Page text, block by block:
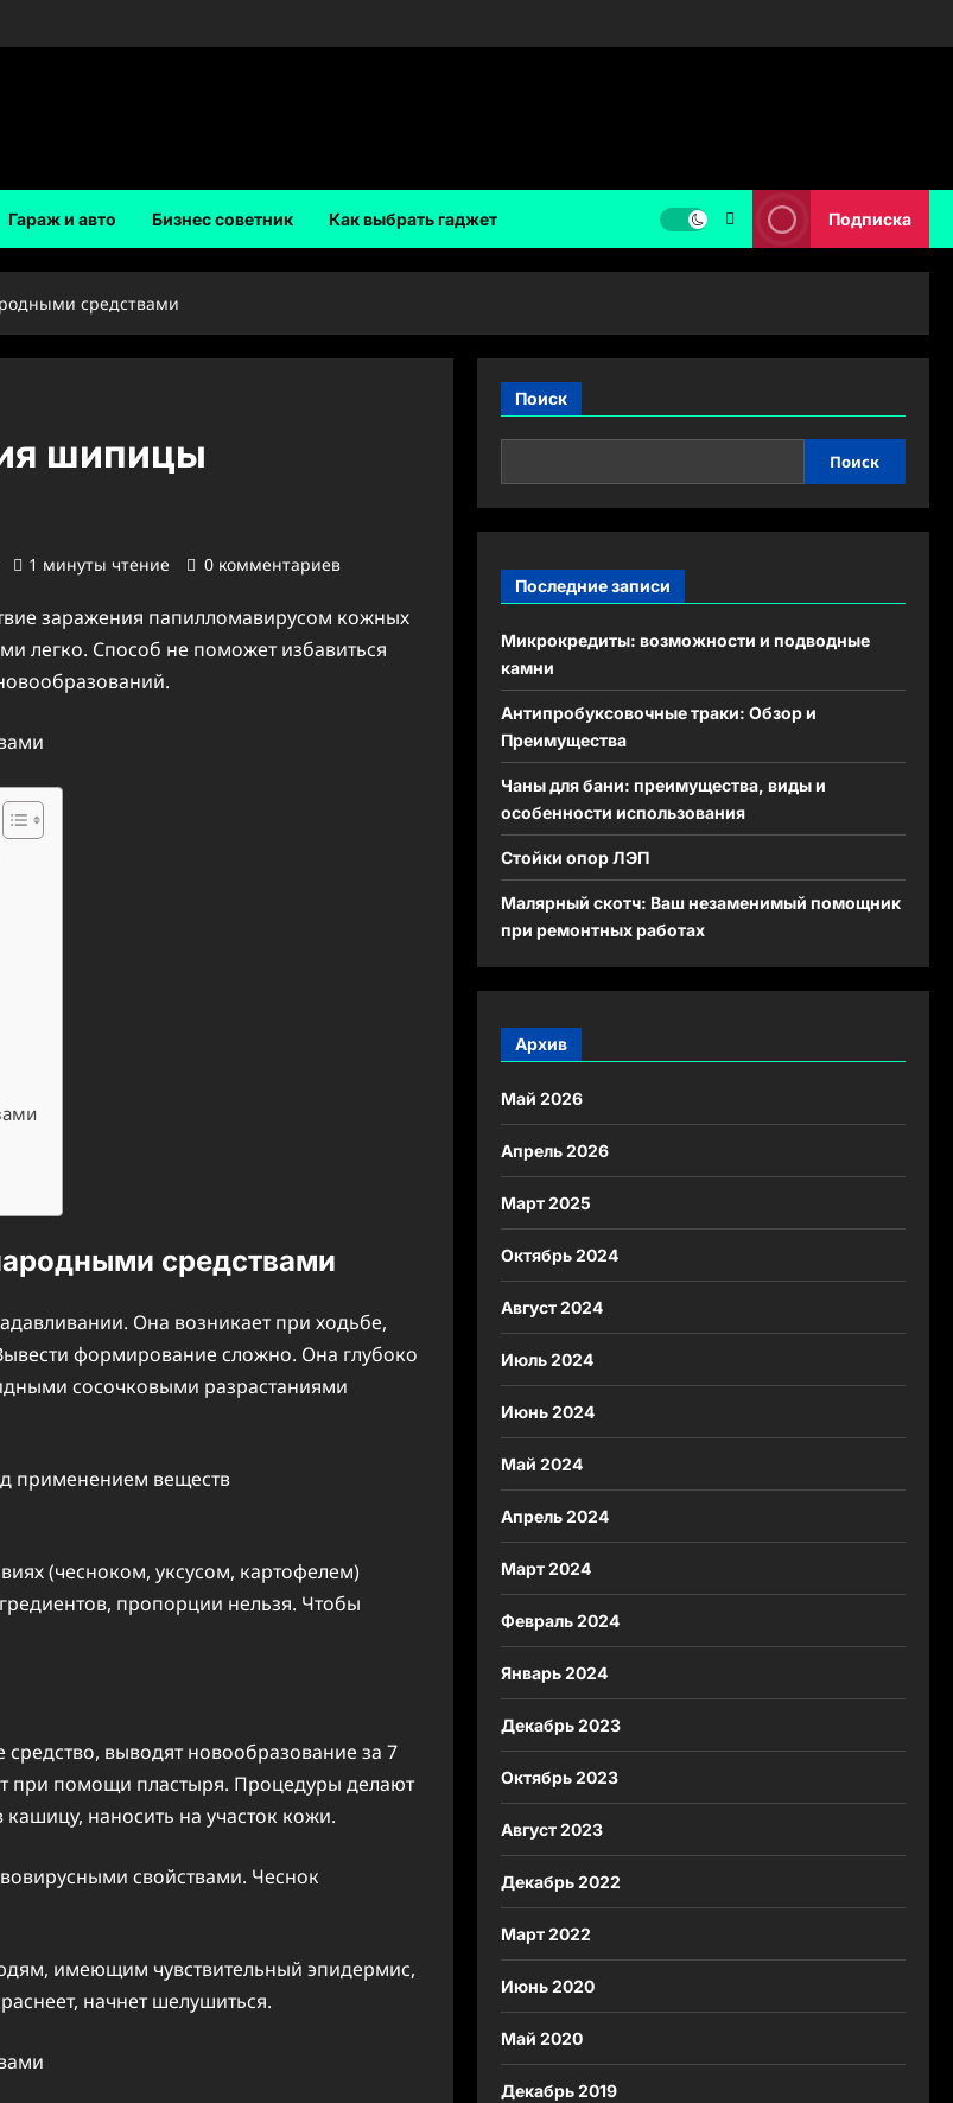
Гараж и авто Бизнес советник Как выбрать гаджет Подписка
средствами
шипицы
1 минуты чтение 0 комментариев
заражения папилломавирусом кожных
легко. Способ не поможет избавиться
средствами
Она возникает при ходьбе,
формирование сложно. Она глубоко
сосочковыми разрастаниями
применением веществ
(чесноком, уксусом, картофелем)
пропорции нельзя. Чтобы
выводят новообразование за 7
при помощи пластыря. Процедуры делают
наносить на участок кожи.
свойствами. Чеснок
имеющим чувствительный эпидермис,
начнет шелушиться.
Поиск
Поиск
Последние записи
Микрокредиты: возможности и подводные
камни
Антипробуксовочные траки: Обзор и
Преимущества
Чаны для бани: преимущества, виды и
особенности использования
Стойки опор ЛЭП
Малярный скотч: Ваш незаменимый помощник
при ремонтных работах
Архив
Май 2026
Апрель 2026
Март 2025
Октябрь 2024
Август 2024
Июль 2024
Июнь 2024
Май 2024
Апрель 2024
Март 2024
Февраль 2024
Январь 2024
Декабрь 2023
Октябрь 2023
Август 2023
Декабрь 2022
Март 2022
Июнь 2020
Май 2020
Декабрь 2019